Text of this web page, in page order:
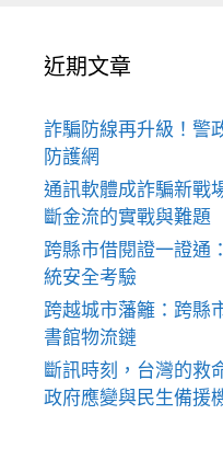
近期文章
詐騙防線再升級！警
防護網
通訊軟體成詐騙新戰
斷金流的實戰與難題
跨縣市借閱證一證通
統安全考驗
跨越城市藩籬：跨縣
書館物流鏈
斷訊時刻，台灣的救
政府應變與民生備援